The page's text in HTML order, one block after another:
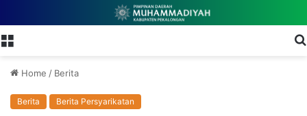
Home / Berita
Berita Berita Persyarikatan